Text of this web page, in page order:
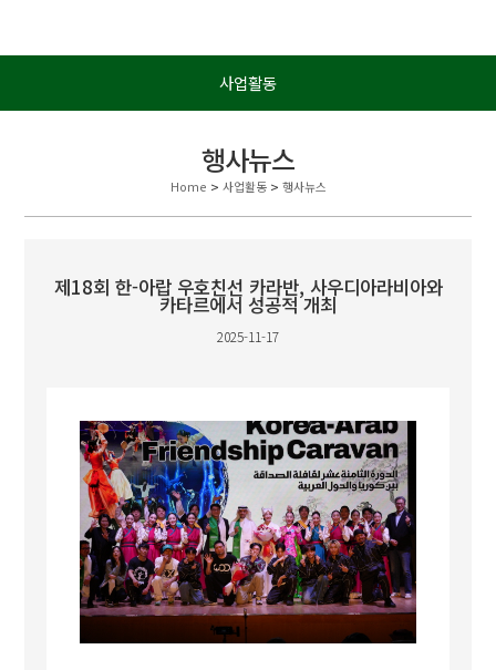
사업활동
행사뉴스
Home > 사업활동> 행사뉴스
제18회 한-아랍 우호친선 카라반, 사우디아라비아와
카타르에서 성공적 개최
2025-11-17